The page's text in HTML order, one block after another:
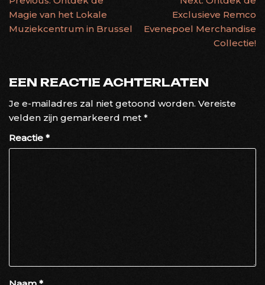
Magie van het Lokale
Muziekcentrum in Brussel
Exclusieve Remco
Evenepoel Merchandise
Collectie!
EEN REACTIE ACHTERLATEN
Je e-mailadres zal niet getoond worden. Vereiste
velden zijn gemarkeerd met *
Reactie *